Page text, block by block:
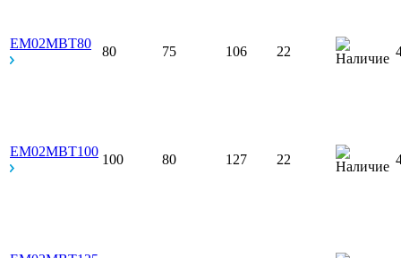
EM02MBT80
80 75 106 22
EM02MBT100
100 80 127 22